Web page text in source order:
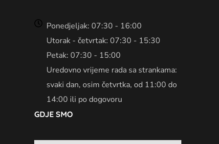
Ponedjeljak: 07:30 - 16:00
Utorak - četvrtak: 07:30 - 15:30
Petak: 07:30 - 15:00
Uredovno vrijeme rada sa strankama:
svaki dan, osim četvrtka, od 11:00 do
14:00 ili po dogovoru
GDJE SMO